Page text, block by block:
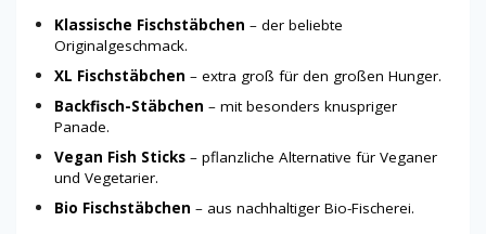
Klassische Fischstäbchen – der beliebte
Originalgeschmack.
XL Fischstäbchen – extra groß für den großen Hunger.
Backfisch-Stäbchen – mit besonders knuspriger
Panade.
Vegan Fish Sticks – pflanzliche Alternative für Veganer
und Vegetarier.
Bio Fischstäbchen – aus nachhaltiger Bio-Fischerei.